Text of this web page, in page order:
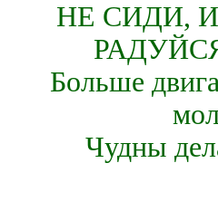
НЕ СИДИ,
Больше
Чудны